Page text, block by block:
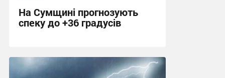
На Сумщині прогнозують
спеку до +36 градусів
14:09, 3.08.2026